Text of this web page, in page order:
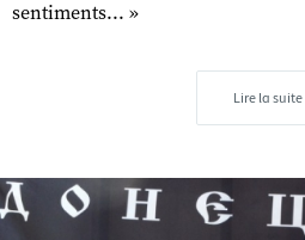
sentiments... »
Lire la suite